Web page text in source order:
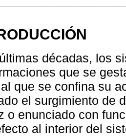
décadas, los
que se
que se confina su
el surgimiento de
o enunciado con
al interior del